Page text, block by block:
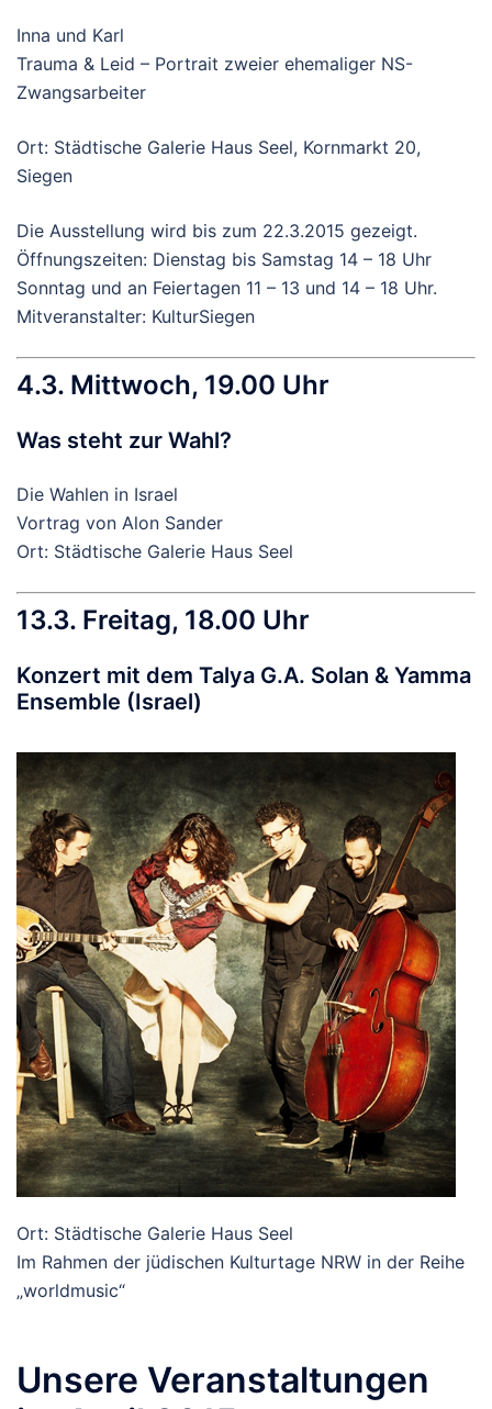
Inna und Karl
Trauma & Leid – Portrait zweier ehemaliger NS-
Zwangsarbeiter
Ort: Städtische Galerie Haus Seel, Kornmarkt 20,
Siegen
Die Ausstellung wird bis zum 22.3.2015 gezeigt.
Öffnungszeiten: Dienstag bis Samstag 14 – 18 Uhr
Sonntag und an Feiertagen 11 – 13 und 14 – 18 Uhr.
Mitveranstalter: KulturSiegen
4.3. Mittwoch, 19.00 Uhr
Was steht zur Wahl?
Die Wahlen in Israel
Vortrag von Alon Sander
Ort: Städtische Galerie Haus Seel
13.3. Freitag, 18.00 Uhr
Konzert mit dem Talya G.A. Solan & Yamma
Ensemble (Israel)
Ort: Städtische Galerie Haus Seel
Im Rahmen der jüdischen Kulturtage NRW in der Reihe
„worldmusic“
Unsere Veranstaltungen